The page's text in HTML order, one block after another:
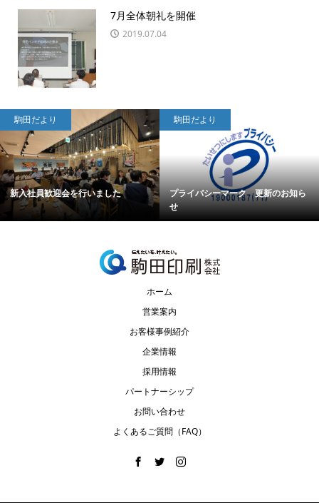
7月全体朝礼を開催
2019.07.04
駒田だより
新入社員歓迎会を行いました
駒田だより
プライバシーマーク 更新のお知ら
せ
ホーム
営業案内
お客様事例紹介
企業情報
採用情報
パートナーシップ
お問い合わせ
よくあるご質問（FAQ）